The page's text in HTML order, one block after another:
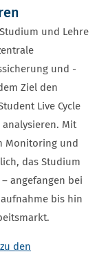
und Lehre
und -
Ziel den
Live Cycle
Mit
Monitoring und
das Studium
angefangen bei
bis hin
den